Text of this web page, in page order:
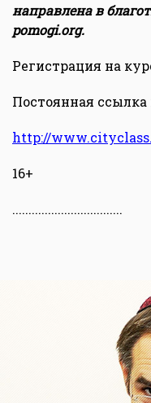
направлена в
pomogi.org.
Регистрация на
Постоянная ссылка
http://
16+
..................................